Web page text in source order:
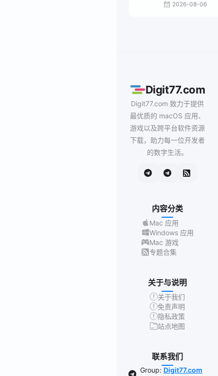
2026-08-06
Digit77.com
Digit77.com 致力于提供
最优质的 macOS 应用、
游戏以及跨平台软件资源
下载，助力每一位开发者
的数字生活。
内容分类
Mac 应用
Windows 应用
Mac 游戏
专题合集
关于与说明
关于我们
免责声明
隐私政策
站点地图
联系我们
Group: Digit77.com